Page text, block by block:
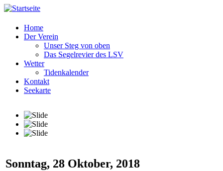
Home
Der Verein
Unser Steg von oben
Das Segelrevier des LSV
Wetter
Tidenkalender
Kontakt
Seekarte
Sonntag, 28 Oktober, 2018